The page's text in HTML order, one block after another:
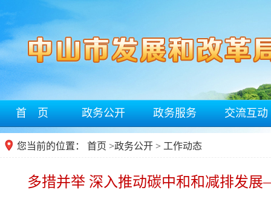
首 页 政务公开 政务服务 交流互动
您当前的位置： 首页 >政务公开 > 工作动态
多措并举 深入推动碳中和和减排发